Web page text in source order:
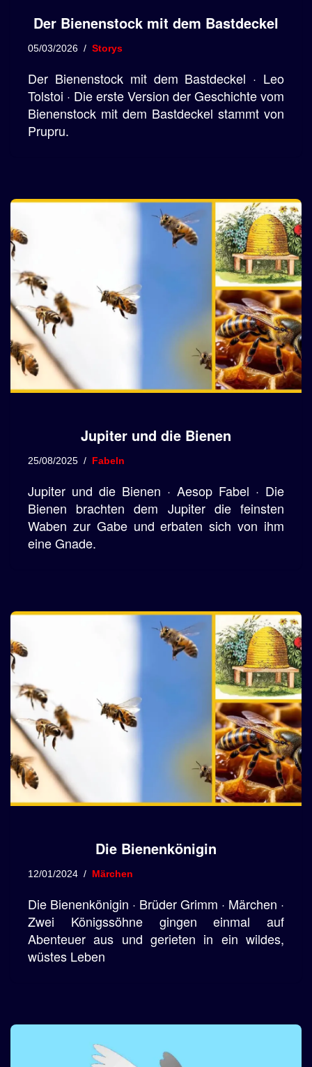
Der Bienenstock mit dem Bastdeckel
05/03/2026 Storys
Der Bienenstock mit dem Bastdeckel · Leo
Tolstoi · Die erste Version der Geschichte vom
Bienenstock mit dem Bastdeckel stammt von
Prupru.
Jupiter und die Bienen
25/08/2025 Fabeln
Jupiter und die Bienen · Aesop Fabel · Die
Bienen brachten dem Jupiter die feinsten
Waben zur Gabe und erbaten sich von ihm
eine Gnade.
Die Bienenkönigin
12/01/2024 Märchen
Die Bienenkönigin · Brüder Grimm · Märchen ·
Zwei Königssöhne gingen einmal auf
Abenteuer aus und gerieten in ein wildes,
wüstes Leben